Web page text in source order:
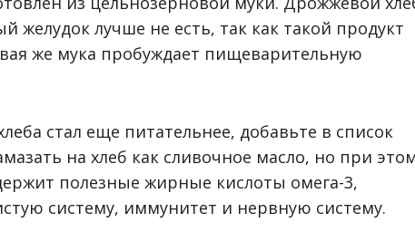
желудок лучше не есть, так как такой продукт
же мука пробуждает пищеварительную
стал еще питательнее, добавьте в список
на хлеб как сливочное масло, но при
полезные жирные кислоты омега-3,
систему, иммунитет и нервную систему.